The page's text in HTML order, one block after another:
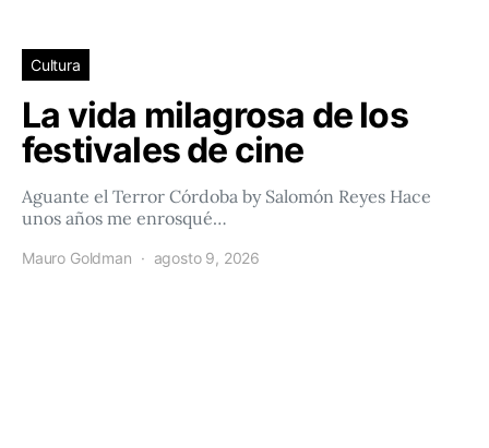
Cultura
La vida milagrosa de los
festivales de cine
Aguante el Terror Córdoba by Salomón Reyes Hace
unos años me enrosqué…
Mauro Goldman agosto 9, 2026